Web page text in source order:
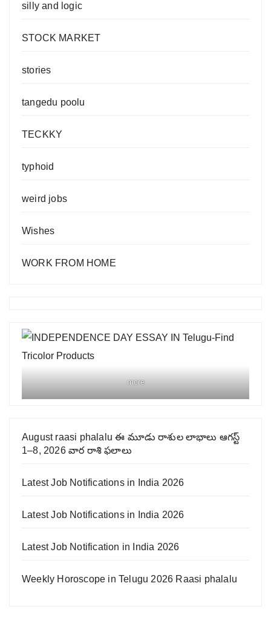
silly and logic
STOCK MARKET
stories
tangedu poolu
TECKKY
typhoid
weird jobs
Wishes
WORK FROM HOME
more
August raasi phalalu ఈ మూడు రాశుల లాభాలు ఆగస్ట్
1–8, 2026 వార రాశి ఫలాలు
Latest Job Notifications in India 2026
Latest Job Notifications in India 2026
Latest Job Notification in India 2026
Weekly Horoscope in Telugu 2026 Raasi phalalu